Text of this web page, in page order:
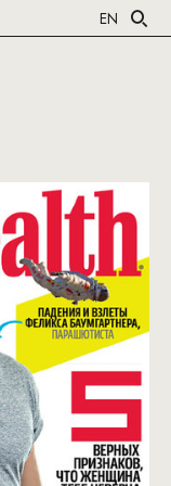
EN